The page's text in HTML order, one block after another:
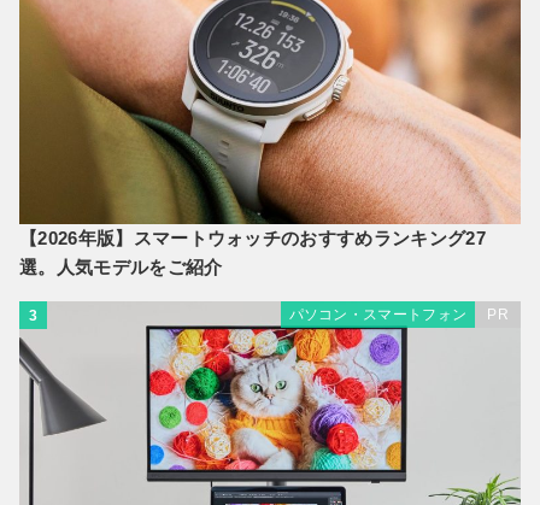
【2026年版】スマートウォッチのおすすめランキング27
選。人気モデルをご紹介
3 パソコン・スマートフォン PR